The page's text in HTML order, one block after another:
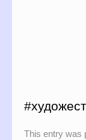
This entry was